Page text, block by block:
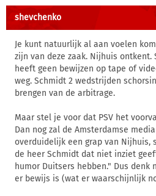
shevchenko
Je kunt natuurlijk al aan voelen
zijn van deze zaak. Nijhuis
heeft geen bewijzen op tape of
weg. Schmidt 2 wedstrijden
brengen van de arbitrage.
Maar stel je voor dat PSV het
Dan nog zal de Amsterdamse
overduidelijk een grap van Nijhuis,
de heer Schmidt dat niet inziet
humor Duitsers hebben." Dus denk
er bewijs is (wat er waarschijnlijk